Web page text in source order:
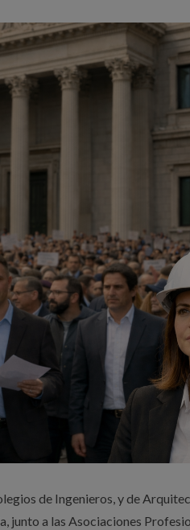
de Ingenieros, y de
junto a las Asociaciones